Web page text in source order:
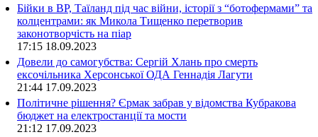
Бійки в ВР, Таїланд під час війни, історії з “ботофермами” та
колцентрами: як Микола Тищенко перетворив
законотворчість на піар
17:15 18.09.2023
Довели до самогубства: Сергій Хлань про смерть
ексочільника Херсонської ОДА Геннадія Лагути
21:44 17.09.2023
Політичне рішення? Єрмак забрав у відомства Кубракова
бюджет на електростанції та мости
21:12 17.09.2023